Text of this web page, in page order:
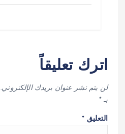
اترك تعليقاً
لن يتم نشر عنوان بريدك الإلكتروني.
بـ*
التعليق*